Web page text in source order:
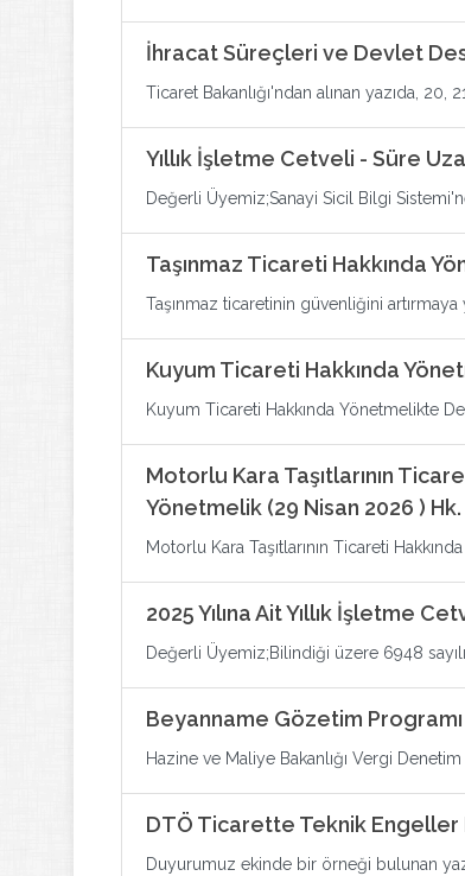
İhracat Süreçleri ve Devlet
Ticaret Bakanlığı'ndan alınan yazıda, 20,
Yıllık İşletme Cetveli - Süre
Değerli Üyemiz;Sanayi Sicil Bilgi
Taşınmaz Ticareti Hakkında
Taşınmaz ticaretinin güvenliğini
Kuyum Ticareti Hakkında
Kuyum Ticareti Hakkında Yönetmelikte
Motorlu Kara Taşıtlarının
Yönetmelik (29 Nisan 2026 ) Hk.
Motorlu Kara Taşıtlarının Ticareti
2025 Yılına Ait Yıllık İşletme
Değerli Üyemiz;Bilindiği üzere 6948 sayılı
Beyanname Gözetim Programı
Hazine ve Maliye Bakanlığı Vergi Denetim
DTÖ Ticarette Teknik
Duyurumuz ekinde bir örneği bulunan